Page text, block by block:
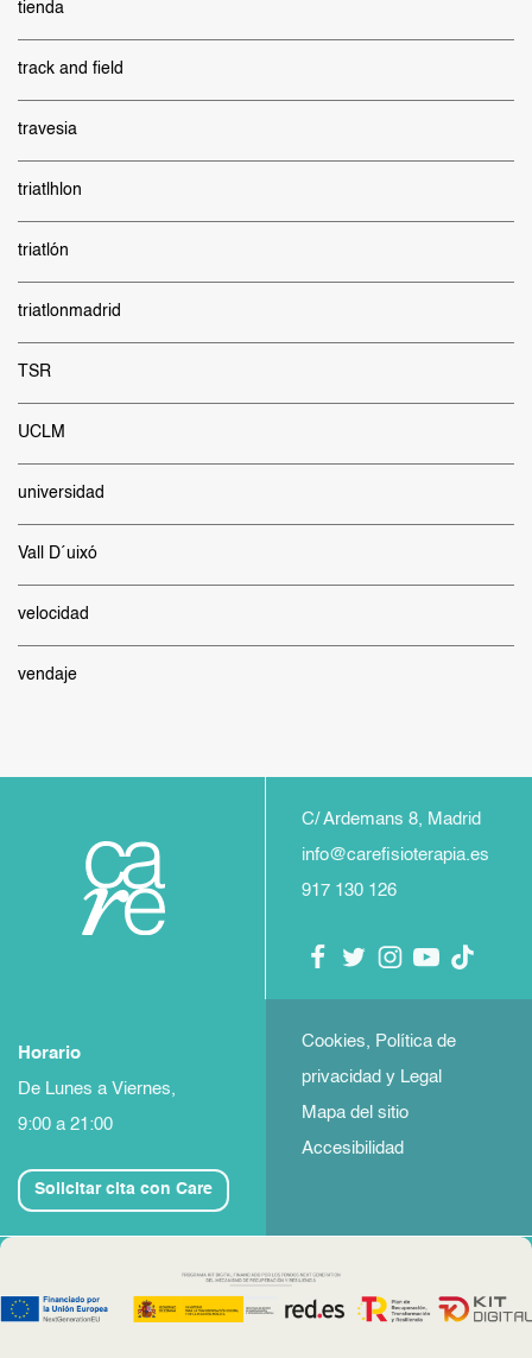
tienda
track and field
travesia
triatlhlon
triatlón
triatlonmadrid
TSR
UCLM
universidad
Vall D´uixó
velocidad
vendaje
C/ Ardemans 8, Madrid
info@carefisioterapia.es
917 130 126
Horario
De Lunes a Viernes,
9:00 a 21:00
Solicitar cita con Care
Cookies, Política de
privacidad y Legal
Mapa del sitio
Accesibilidad